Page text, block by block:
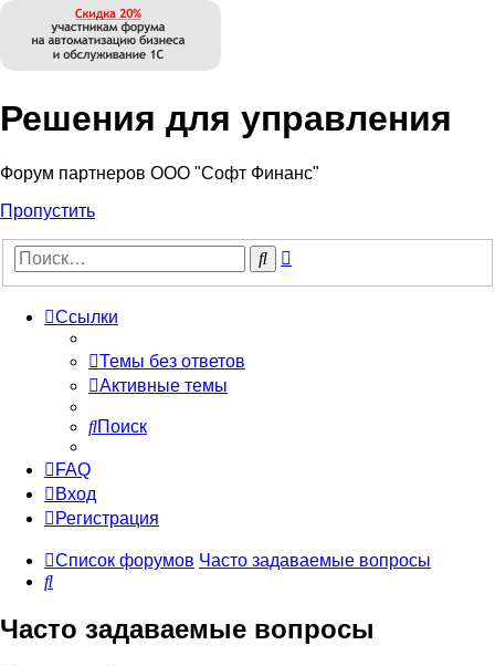
Решения для управления
Форум партнеров ООО "Софт Финанс"
Пропустить
Поиск
Ссылки
Темы без ответов
Активные темы
Поиск
FAQ
Вход
Регистрация
Список форумов Часто задаваемые вопросы
Поиск
Часто задаваемые вопросы